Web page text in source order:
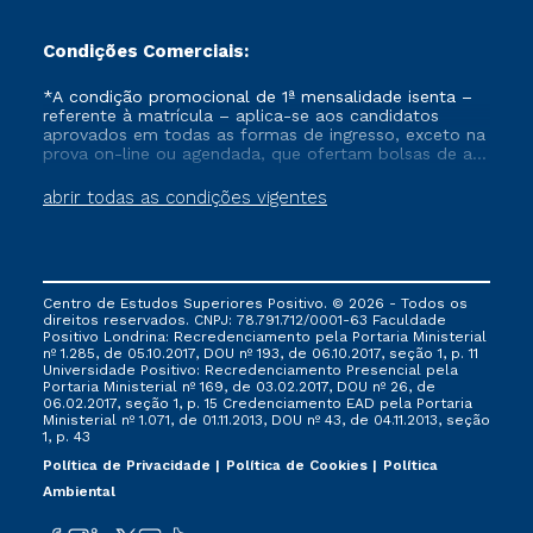
Condições Comerciais:
abrir todas as condições vigentes
*A condição promocional de 1ª mensalidade isenta –
referente à matrícula – aplica-se aos candidatos
aprovados em todas as formas de ingresso, exceto na
prova on-line ou agendada, que ofertam bolsas de até
vigente, que ainda não tenham efetivado e/ou não
tenham cancelado ou trancado sua matrícula em uma
via FIES, Prouni e outros programas governamentais, e
não se acumula com nenhuma outra campanha
ofertada pela Instituição.
Centro de Estudos Superiores Positivo. © 2026 - Todos os
direitos reservados. CNPJ: 78.791.712/0001-63 Faculdade
Positivo Londrina: Recredenciamento pela Portaria Ministerial
nº 1.285, de 05.10.2017, DOU nº 193, de 06.10.2017, seção 1, p. 11
Universidade Positivo: Recredenciamento Presencial ​pela
Portaria Ministerial nº 169, de 03.02.2017, DOU nº 26, de
06.02.2017, seção 1, p. 15 Credenciamento EAD pela Portaria
Ministerial nº 1.071, de 01.11.2013, DOU nº 43, de 04.11.2013, seção
1, p. 43
Política de Privacidade
Política de Cookies
Política
Ambiental